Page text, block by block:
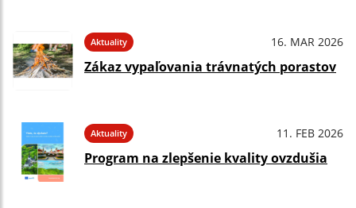
Aktuality 16. MAR 2026
Zákaz vypaľovania trávnatých porastov
Aktuality 11. FEB 2026
Program na zlepšenie kvality ovzdušia